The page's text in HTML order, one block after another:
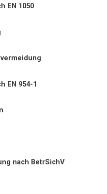
EN 1050
EN 954-1
nach BetrSichV